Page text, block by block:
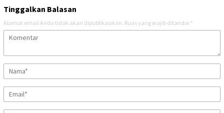
Tinggalkan Balasan
Alamat email Anda tidak akan dipublikasikan. Ruas yang wajib ditandai *